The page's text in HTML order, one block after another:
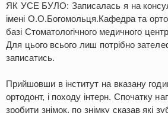
ЯК УСЕ БУЛО: Записалась я на
імені О.О.Богомольця.Кафедра та
базі Стоматологічного медичного
Для цього всього лиш потрібно
записатись.
Прийшовши в інститут на вказану
ортодонт, і походу інтерн. Спочатку
зробити знімок, по знімку сказав які